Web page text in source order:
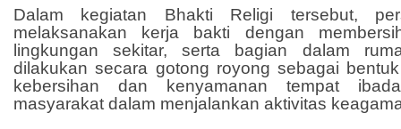
Dalam kegiatan Bhakti Religi tersebut,
melaksanakan kerja bakti dengan
lingkungan sekitar, serta bagian dalam
dilakukan secara gotong royong sebagai
kebersihan dan kenyamanan tempat
masyarakat dalam menjalankan aktivitas